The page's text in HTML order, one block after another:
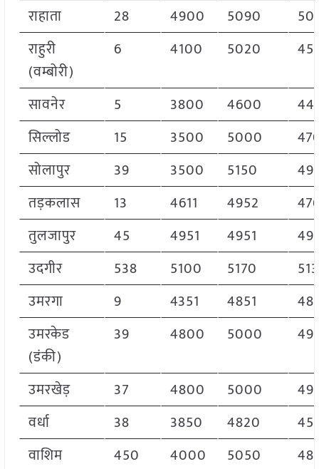
राहाता
28 4900 5090
राहुरी
(वम्बोरी)
6 4100 5020
सावनेर 5 3800 4600
सिल्लोड
15 3500 5000
सोलापुर
39 3500 5150
तड़कलास
13 4611 4952
तुलजापुर
45 4951 4951
उदगीर
538 5100 5170
उमरगा
9 4351 4851
उमरकेड
(डंकी)
39 4800 5000
उमरखेड़ 37 4800 5000
वर्धा
38 3850 4820
वाशिम
450 4000 5050